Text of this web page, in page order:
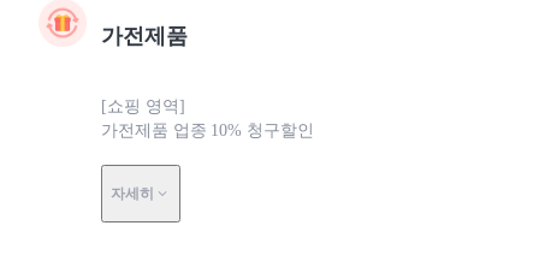
가전제품
[쇼핑 영역]
가전제품 업종 10% 청구할인
자세히